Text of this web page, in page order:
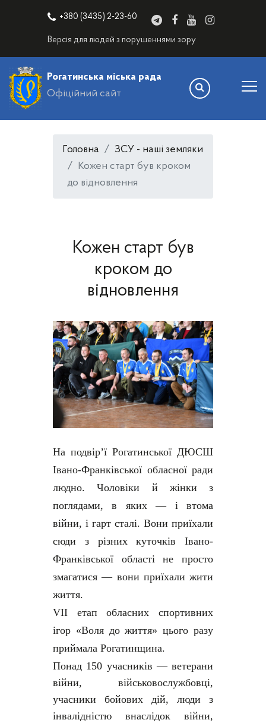
+380 (3435) 2-23-60
Версія для людей з порушеннями зору
Рогатинська міська рада
Офіційний сайт
Головна
ЗСУ - наші земляки
Кожен старт був кроком
до відновлення
Кожен старт був
кроком до
відновлення
На подвір’ї Рогатинської ДЮСШ
Івано-Франківської обласної ради
людно. Чоловіки й жінки з
поглядами, в яких — і втома
війни, і гарт сталі. Вони приїхали
сюди з різних куточків Івано-
Франківської області не просто
змагатися — вони приїхали жити
життя.
VII етап обласних спортивних
ігор «Воля до життя» цього разу
приймала Рогатинщина.
Понад 150 учасників — ветерани
війни, військовослужбовці,
учасники бойових дій, люди з
інвалідністю внаслідок війни,